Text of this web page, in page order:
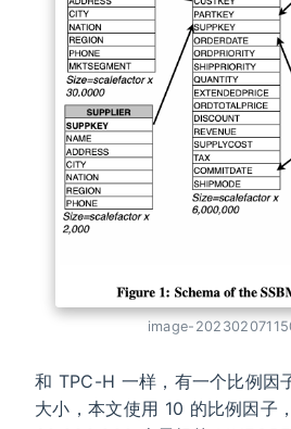
image-
和 TPC-H 一样，有一个比例因
大小，本文使用 10 的比例因子